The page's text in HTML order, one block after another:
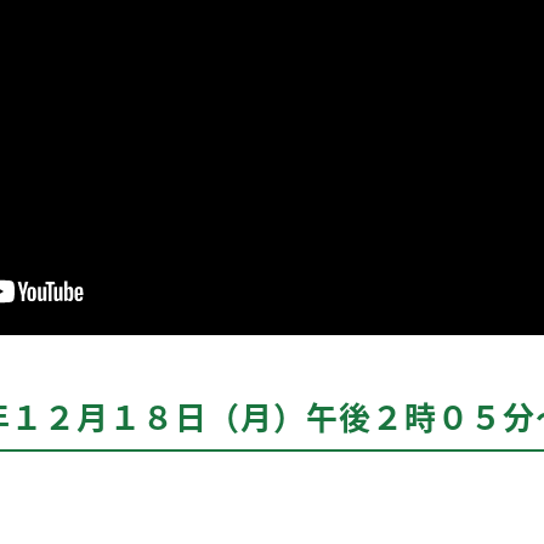
２月１８日（月）午後２時０５